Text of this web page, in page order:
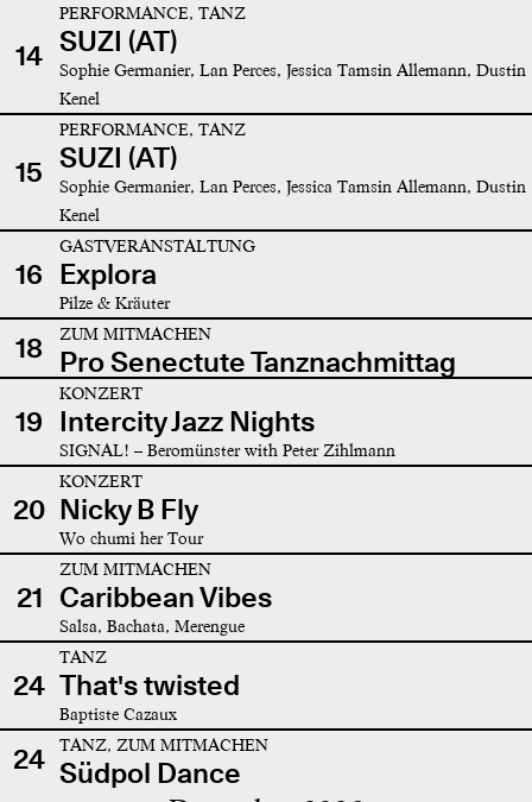
14
PERFORMANCE, TANZ
SUZI (AT)
Sophie Germanier, Lan Perces, Jessica Tamsin Allemann, Dustin
Kenel
15
PERFORMANCE, TANZ
SUZI (AT)
Sophie Germanier, Lan Perces, Jessica Tamsin Allemann, Dustin
Kenel
16
GASTVERANSTALTUNG
Explora
Pilze & Kräuter
18 ZUM MITMACHEN
Pro Senectute Tanznachmittag
19
KONZERT
Intercity Jazz Nights
SIGNAL! – Beromünster with Peter Zihlmann
20
KONZERT
Nicky B Fly
Wo chumi her Tour
21
ZUM MITMACHEN
Caribbean Vibes
Salsa, Bachata, Merengue
24
TANZ
That's twisted
Baptiste Cazaux
24 TANZ, ZUM MITMACHEN
Südpol Dance